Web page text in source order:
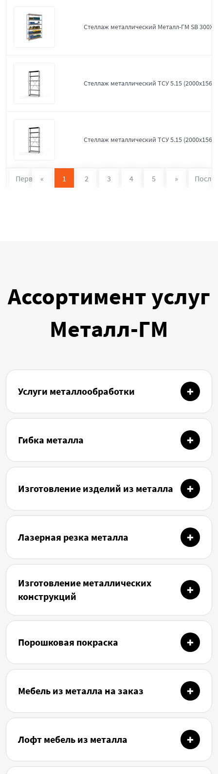
Стеллаж металлический Металл-ГМ SB
Стеллаж металлический ТСУ 5.15
Стеллаж металлический ТСУ 5.15
Первая « 1 2 3 4 5 »
Ассортимент услуг
Металл-ГМ
Услуги металлообработки
Гибка металла
Изготовление изделий из металла
Лазерная резка металла
Изготовление металлических
конструкций
Порошковая покраска
Мебель из металла на заказ
Лофт мебель из металла